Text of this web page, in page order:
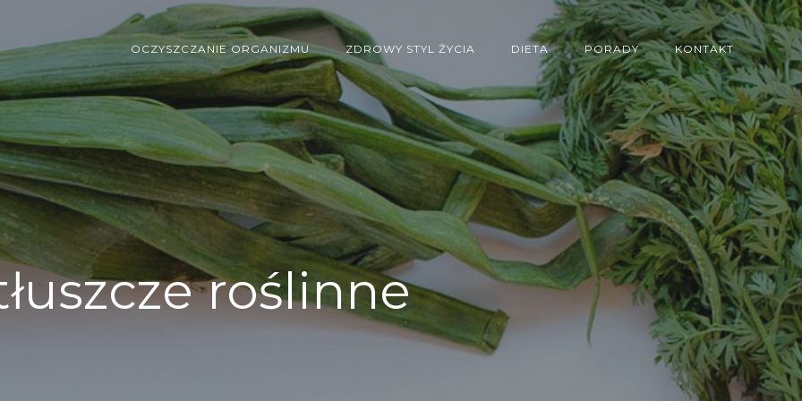
OCZYSZCZANIE ORGANIZMU ZDROWY STYL ŻYCIA DIETA PORADY KONTAKT
roślinne